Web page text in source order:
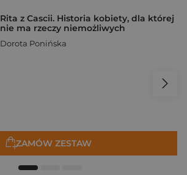
Rita z Cascii. Historia kobiety, dla której
nie ma rzeczy niemożliwych
Dorota Ponińska
ZAMÓW ZESTAW